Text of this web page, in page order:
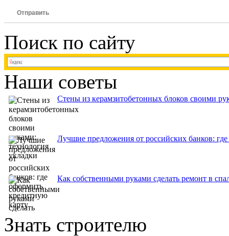
Отправить
Поиск по сайту
Наши советы
Стены из керамзитобетонных блоков своими
Лучшие предложения от российских банков:
Как собственными руками сделать ремонт в
Знать строителю